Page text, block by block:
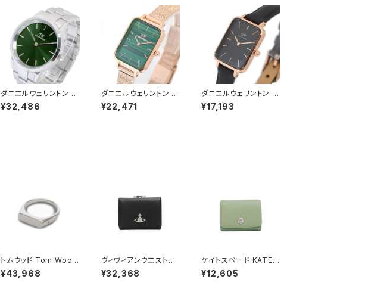
ダニエルウェリントン 腕
時計 ICONIC LINK E
MERALD 40 シルバー
¥32,486
ダニエルウェリントン 腕
時計 QUADRO PRES
SED MELROSE 20×2
¥22,471
ダニエルウェリントン 腕
時計 QUADRO PRES
SED SHEFFIELD 20×
¥17,193
トムウッド Tom Wood
Knut Ring リング 100
572-52 シルバー
¥43,968
ヴィヴィアンウエストウ
ッド VIVIENNE WEST
WOOD SMALL FRA
¥32,368
ケイトスペード KATE S
PADE ケイラ スモール
Lジップ ウォレット 二つ
¥12,605